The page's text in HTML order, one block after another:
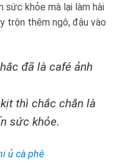
sức khỏe mà lại làm hài
trộn thêm ngô, đậu vào
đã là café ảnh
thì chắc chắn là
sức khỏe.
ủ cà phê